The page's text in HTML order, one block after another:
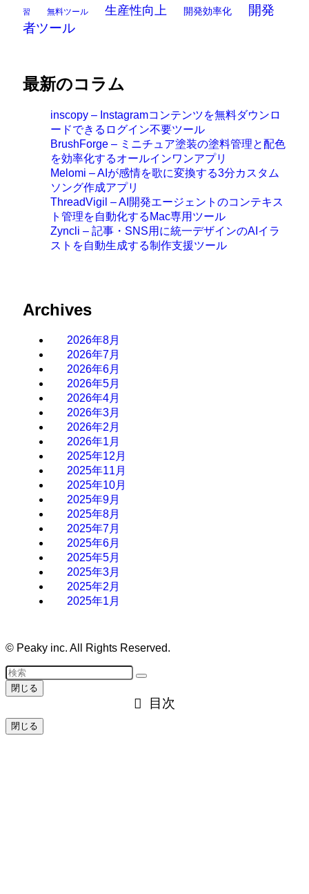
習 無料ツール 生産性向上 開発効率化
開発
者ツール
最新のコラム
inscopy – Instagramコンテンツを無料ダウンロ
ードできるログイン不要ツール
BrushForge – ミニチュア塗装の塗料管理と配色
を効率化するオールインワンアプリ
Melomi – AIが感情を歌に変換する3分カスタム
ソング作成アプリ
ThreadVigil – AI開発エージェントのコンテキス
ト管理を自動化するMac専用ツール
Zyncli – 記事・SNS用に統一デザインのAIイラ
ストを自動生成する制作支援ツール
Archives
2026年8月
2026年7月
2026年6月
2026年5月
2026年4月
2026年3月
2026年2月
2026年1月
2025年12月
2025年11月
2025年10月
2025年9月
2025年8月
2025年7月
2025年6月
2025年5月
2025年3月
2025年2月
2025年1月
© Peaky inc. All Rights Reserved.
閉じる
目次
閉じる